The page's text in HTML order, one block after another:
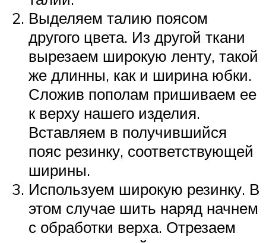
Выделяем талию поясом
другого цвета. Из другой ткани
вырезаем широкую ленту, такой
же длинны, как и ширина юбки.
Сложив пополам пришиваем ее
к верху нашего изделия.
Вставляем в получившийся
пояс резинку, соответствующей
ширины.
Используем широкую резинку. В
этом случае шить наряд начнем
с обработки верха. Отрезаем